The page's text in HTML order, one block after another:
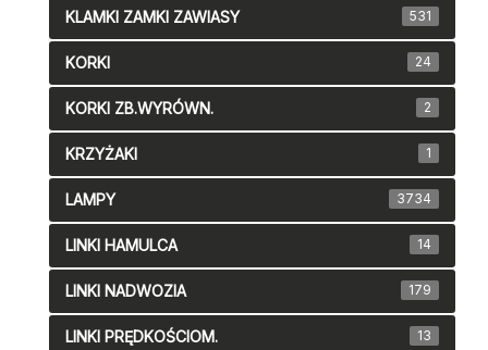
KLAMKI ZAMKI ZAWIASY 531
KORKI 24
KORKI ZB.WYRÓWN. 2
KRZYŻAKI 1
LAMPY 3734
LINKI HAMULCA 14
LINKI NADWOZIA 179
LINKI PRĘDKOŚCIOM. 13